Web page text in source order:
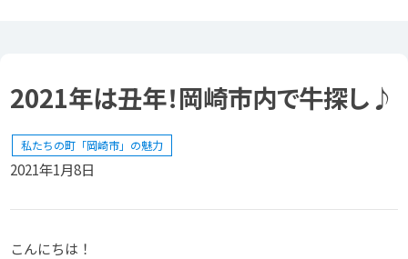
2021年は丑年！岡崎市内で牛探し♪
私たちの町「岡崎市」の魅力
2021年1月8日
こんにちは！